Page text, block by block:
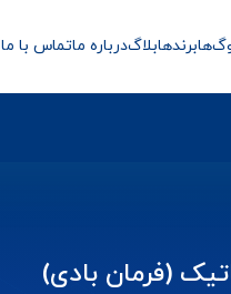
برندهابلاگدرباره ماتماس با ما
(فرمان بادی)